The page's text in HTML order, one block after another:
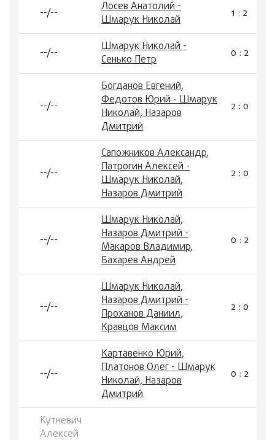
--/--
Лосев Анатолий -
Шмарук Николай
1 : 2
--/--
Шмарук Николай -
Сенько Петр
0 : 2
--/--
Богданов Евгений,
Федотов Юрий - Шмарук
Николай, Назаров
Дмитрий
2 : 0
--/--
Сапожников Александр,
Патрогин Алексей -
Шмарук Николай,
Назаров Дмитрий
2 : 0
--/--
Шмарук Николай,
Назаров Дмитрий -
Макаров Владимир,
Бахарев Андрей
0 : 2
--/--
Шмарук Николай,
Назаров Дмитрий -
Проханов Даниил,
Кравцов Максим
2 : 0
--/--
Картавенко Юрий,
Платонов Олег - Шмарук
Николай, Назаров
Дмитрий
0 : 2
Кутневич
Алексей